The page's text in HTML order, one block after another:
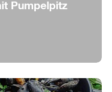
Pumpelpitz